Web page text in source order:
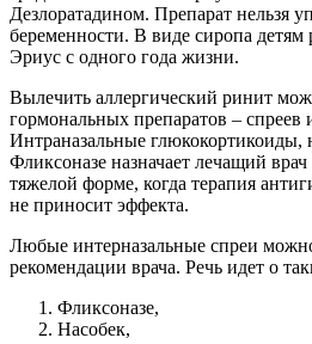
Дезлоратадином. Препарат нельзя
беременности. В виде сиропа детям
Эриус с одного года жизни.
Вылечить аллергический ринит
гормональных препаратов – спреев
Интраназальные глюкокортикоиды,
Фликсоназе назначает лечащий
тяжелой форме, когда терапия
не приносит эффекта.
Любые интерназальные спреи
рекомендации врача. Речь идет о
Фликсоназе,
Насобек,